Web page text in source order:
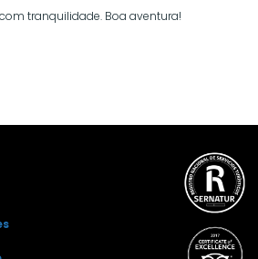
tranquilidade. Boa aventura!